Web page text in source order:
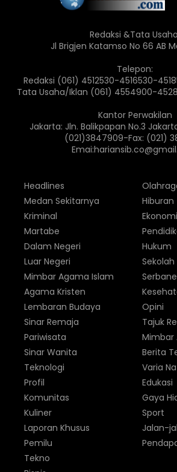
Redaksi &Tata
Jl Brigjen Katamso No 66 AB
Telepon:
Redaksi (061) 4512530-4516530-
Tata Usaha/Iklan (061) 4554900-
Kantor Perwakilan
Jakarta: Jln. Balikpapan No.3
(021)3847909-Fax: (021)
Headlines
Medan Sekitarnya
Kriminal
Martabe
Dalam Negeri
Luar Negeri
Hiburan
Ekonomi
Hukum
Sekolah
Mimbar Agama Islam
Agama Kristen
Lembaran Budaya
Sinar Remaja
Pariwisata
Sinar Wanita
Opini
Tajuk
Mimbar
Berita
Teknologi
Profil
Komunitas
Kuliner
Laporan Khusus
Pemilu
Varia
Edukasi
Gaya
Sport
Jalan-
Tekno